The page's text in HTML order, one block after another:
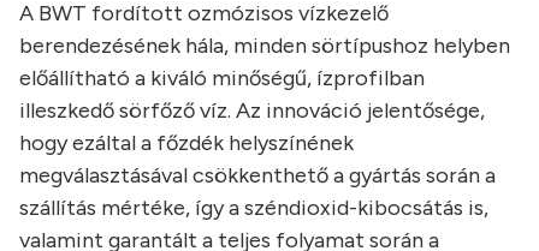
A BWT fordított ozmózisos vízkezelő
berendezésének hála, minden sörtípushoz helyben
előállítható a kiváló minőségű, ízprofilban
illeszkedő sörfőző víz. Az innováció jelentősége,
hogy ezáltal a főzdék helyszínének
megválasztásával csökkenthető a gyártás során a
szállítás mértéke, így a széndioxid-kibocsátás is,
valamint garantált a teljes folyamat során a